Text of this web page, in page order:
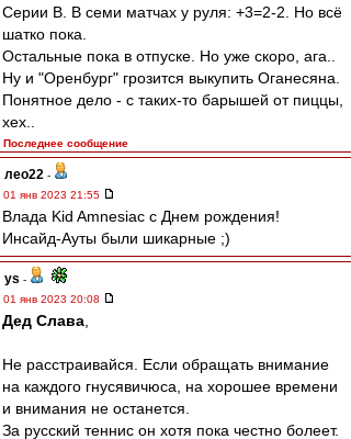
Серии В. В семи матчах у руля: +3=2-2. Но всё
шатко пока.
Остальные пока в отпуске. Но уже скоро, ага..
Ну и "Оренбург" грозится выкупить Оганесяна.
Понятное дело - с таких-то барышей от пиццы,
хех..
Последнее сообщение
лео22 -
01 янв 2023 21:55
Влада Kid Amnesiac с Днем рождения!
Инсайд-Ауты были шикарные ;)
ys -
01 янв 2023 20:08
Дед Слава
Не расстраивайся. Если обращать внимание
на каждого гнусявичюса, на хорошее времени
и внимания не останется.
За русский теннис он хотя пока честно болеет.